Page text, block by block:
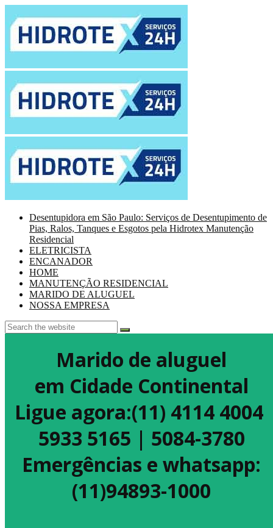
Desentupidora em São Paulo: Serviços de Desentupimento de
Pias, Ralos, Tanques e Esgotos pela Hidrotex Manutenção
Residencial
ELETRICISTA
ENCANADOR
HOME
MANUTENÇÃO RESIDENCIAL
MARIDO DE ALUGUEL
NOSSA EMPRESA
Marido de aluguel
em Cidade Continental
Ligue agora:(11) 4114 4004
5933 5165 | 5084-3780
Emergências e whatsapp:
(11)94893-1000